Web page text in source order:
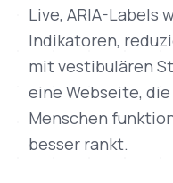
Live, ARIA-Labels
Indikatoren,
mit vestibulären
eine Webseite, die
Menschen
besser rankt.